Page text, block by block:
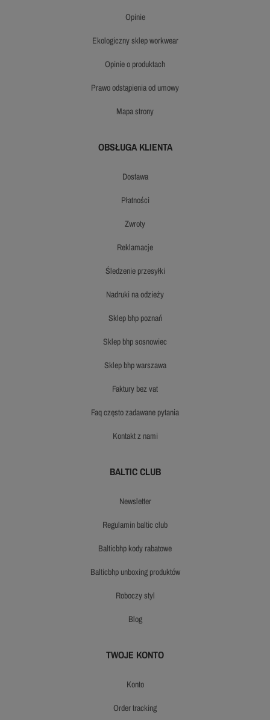
opinie
ekologiczny sklep workwear
opinie o produktach
prawo odstąpienia od umowy
mapa strony
OBSŁUGA KLIENTA
dostawa
płatności
zwroty
reklamacje
śledzenie przesyłki
nadruki na odzieży
sklep bhp poznań
sklep bhp sosnowiec
sklep bhp warszawa
faktury bez vat
faq często zadawane pytania
kontakt z nami
BALTIC CLUB
newsletter
regulamin baltic club
balticbhp kody rabatowe
balticbhp unboxing produktów
roboczy styl
blog
TWOJE KONTO
konto
order tracking